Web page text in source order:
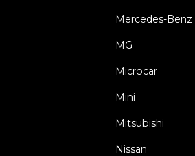
Mercedes-Benz
MG
Microcar
Mini
Mitsubishi
Nissan